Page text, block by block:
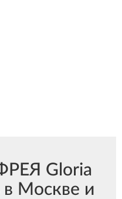
Gloria
Москве и